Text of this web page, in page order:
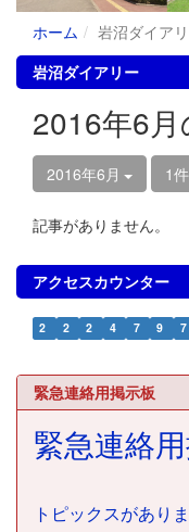
ホーム
岩沼ダイア
岩沼ダイアリー
2016年6
2016年6月 1件
記事がありません。
アクセスカウンター
2 2 2 4 7 9 7
緊急連絡用掲示板
緊急連絡
トピックスがあり